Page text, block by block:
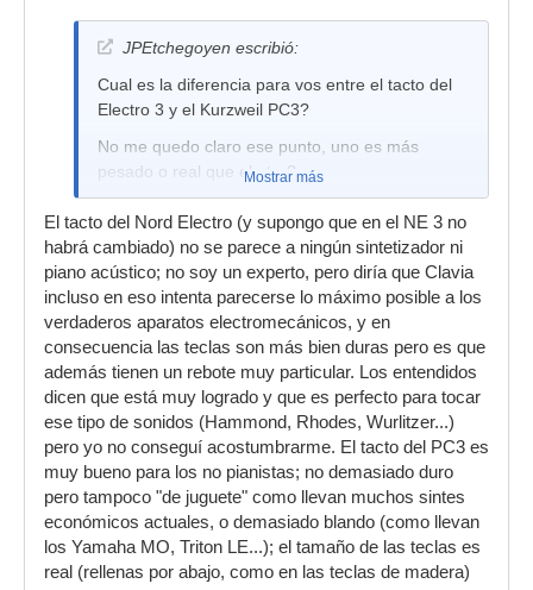
JPEtchegoyen escribió:
Cual es la diferencia para vos entre el tacto del
Electro 3 y el Kurzweil PC3?
No me quedo claro ese punto, uno es más
pesado o real que el otro?
decida por el Kurzweil PC3 no lo voy a poder
probar, si voy a probar el PC3X, pero el PC3 no
lo tienen en stock.
Para pasar en claro, busco que sea más o
menos transportable,por eso el PC3(que pesa
17 kg) y en sonidos en orden de prioridades
sería más o menos asi.
Buen sonido de piano acústico, electricos,
hammonds y demás sonidos de sintes...
Mostrar más
El tacto del Nord Electro (y supongo que en el NE 3 no
habrá cambiado) no se parece a ningún sintetizador ni
piano acústico; no soy un experto, pero diría que Clavia
incluso en eso intenta parecerse lo máximo posible a los
verdaderos aparatos electromecánicos, y en
consecuencia las teclas son más bien duras pero es que
además tienen un rebote muy particular. Los entendidos
dicen que está muy logrado y que es perfecto para tocar
ese tipo de sonidos (Hammond, Rhodes, Wurlitzer...)
pero yo no conseguí acostumbrarme. El tacto del PC3 es
muy bueno para los no pianistas; no demasiado duro
pero tampoco "de juguete" como llevan muchos sintes
económicos actuales, o demasiado blando (como llevan
los Yamaha MO, Triton LE...); el tamaño de las teclas es
real (rellenas por abajo, como en las teclas de madera)